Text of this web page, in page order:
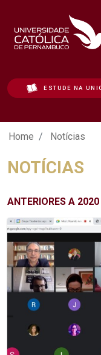
ESTUDE NA
Notícias -
Home Notícias
NOTÍCIAS
ANTERIORES A 2020